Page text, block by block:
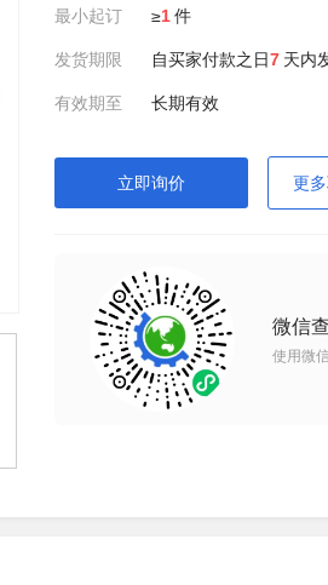
最小起订 ≥1件
发货期限 自买家付款之日7 天内
有效期至 长期有效
立即询价 更
微信
使用微